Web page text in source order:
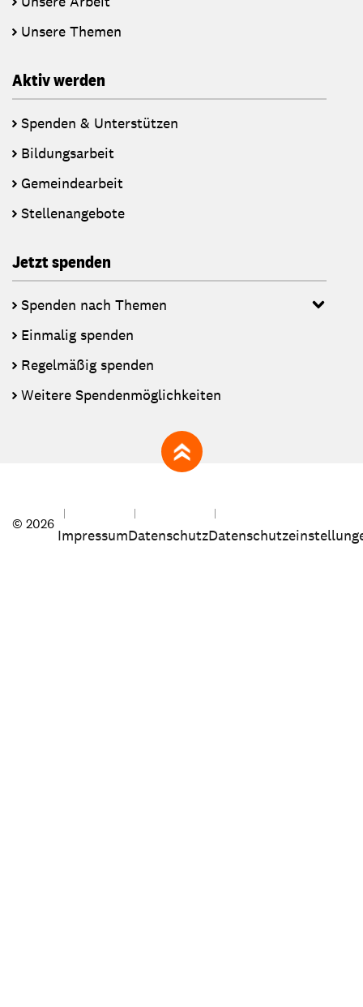
Unsere Themen
Aktiv werden
Spenden & Unterstützen
Bildungsarbeit
Gemeindearbeit
Stellenangebote
Jetzt spenden
Spenden nach Themen
Einmalig spenden
Regelmäßig spenden
Weitere Spendenmöglichkeiten
zum Seitenanfang
© 2026
ImpressumDatenschutz